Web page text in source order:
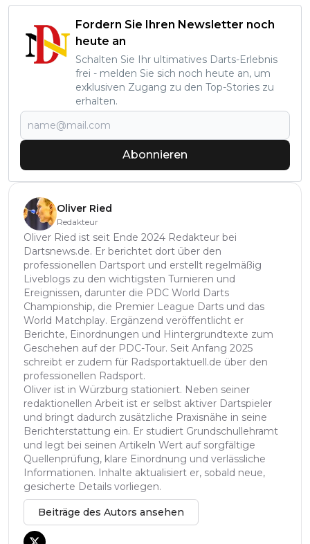
Fordern Sie Ihren Newsletter noch
heute an
Schalten Sie Ihr ultimatives Darts-Erlebnis
frei - melden Sie sich noch heute an, um
exklusiven Zugang zu den Top-Stories zu
erhalten.
Abonnieren
Oliver Ried
Redakteur
Oliver Ried ist seit Ende 2024 Redakteur bei
Dartsnews.de. Er berichtet dort über den
professionellen Dartsport und erstellt regelmäßig
Liveblogs zu den wichtigsten Turnieren und
Ereignissen, darunter die PDC World Darts
Championship, die Premier League Darts und das
World Matchplay. Ergänzend veröffentlicht er
Berichte, Einordnungen und Hintergrundtexte zum
Geschehen auf der PDC-Tour. Seit Anfang 2025
schreibt er zudem für Radsportaktuell.de über den
professionellen Radsport.
Oliver ist in Würzburg stationiert. Neben seiner
redaktionellen Arbeit ist er selbst aktiver Dartspieler
und bringt dadurch zusätzliche Praxisnähe in seine
Berichterstattung ein. Er studiert Grundschullehramt
und legt bei seinen Artikeln Wert auf sorgfältige
Quellenprüfung, klare Einordnung und verlässliche
Informationen. Inhalte aktualisiert er, sobald neue,
gesicherte Details vorliegen.
Beiträge des Autors ansehen